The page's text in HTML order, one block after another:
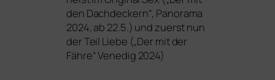
den Dachdeckern“, Panorama
2024, ab 22.5.) und zuerst nun
der Teil Liebe („Der mit der
Fähre“ Venedig 2024)